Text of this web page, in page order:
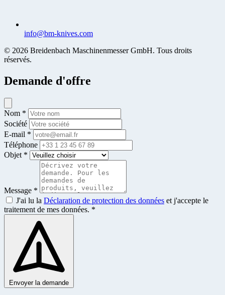
info@bm-knives.com
© 2026 Breidenbach Maschinenmesser GmbH. Tous droits
réservés.
Demande d'offre
Nom *
Société
E-mail *
Téléphone
Objet *
Message *
J'ai lu la Déclaration de protection des données et j'accepte le
traitement de mes données. *
Envoyer la demande